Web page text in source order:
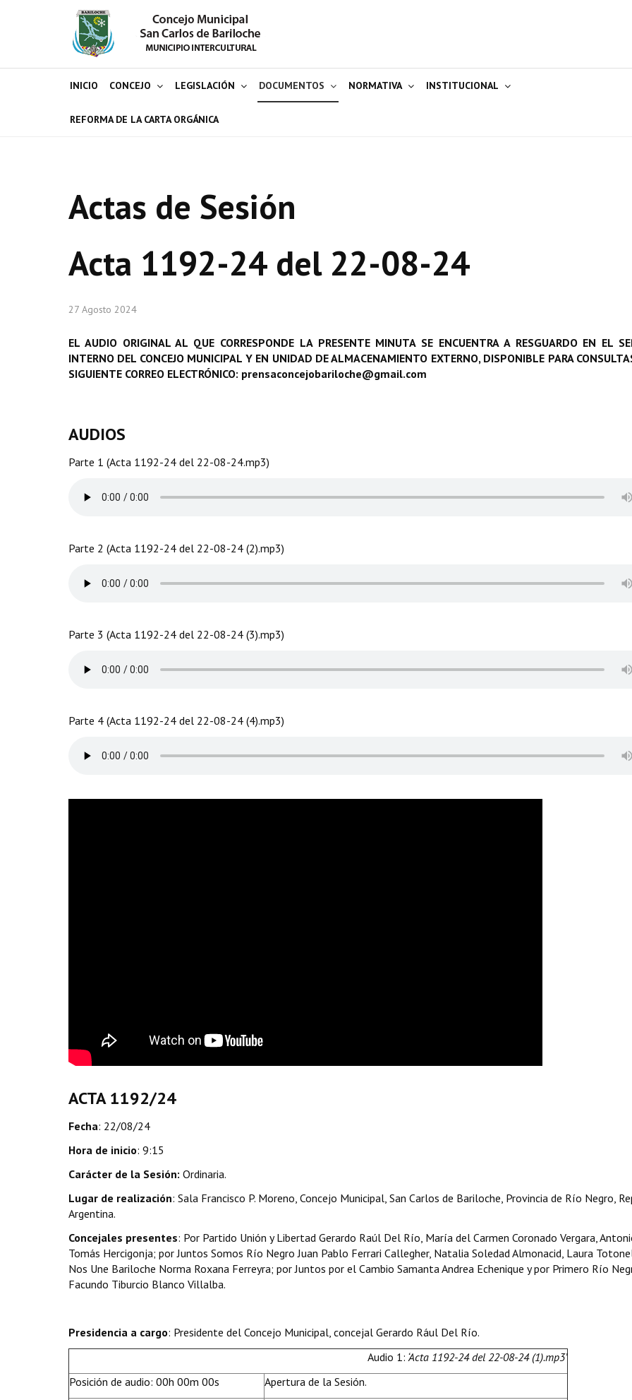
INICIO CONCEJO LEGISLACIÓN DOCUMENTOS NORMATIVA INSTITUCIONAL
REFORMA DE LA CARTA ORGÁNICA
Actas de Sesión
Acta 1192-24 del 22-08-24
27 Agosto 2024
EL AUDIO ORIGINAL AL QUE CORRESPONDE LA PRESENTE MINUTA SE ENCUENTRA A RESGUARDO EN EL
INTERNO DEL CONCEJO MUNICIPAL Y EN UNIDAD DE ALMACENAMIENTO EXTERNO, DISPONIBLE PARA
SIGUIENTE CORREO ELECTRÓNICO: prensaconcejobariloche@gmail.com
AUDIOS
Parte 1 (Acta 1192-24 del 22-08-24.mp3)
Parte 2 (Acta 1192-24 del 22-08-24 (2).mp3)
Parte 3 (Acta 1192-24 del 22-08-24 (3).mp3)
Parte 4 (Acta 1192-24 del 22-08-24 (4).mp3)
ACTA 1192/24
Fecha: 22/08/24
Hora de inicio: 9:15
Carácter de la Sesión: Ordinaria.
Lugar de realización: Sala Francisco P. Moreno, Concejo Municipal, San Carlos de Bariloche, Provincia de Río Negro,
Argentina.
Concejales presentes: Por Partido Unión y Libertad Gerardo Raúl Del Río, María del Carmen Coronado Vergara,
Tomás Hercigonja; por Juntos Somos Río Negro Juan Pablo Ferrari Callegher, Natalia Soledad Almonacid, Laura
Nos Une Bariloche Norma Roxana Ferreyra; por Juntos por el Cambio Samanta Andrea Echenique y por Primero Río
Facundo Tiburcio Blanco Villalba.
Presidencia a cargo: Presidente del Concejo Municipal, concejal Gerardo Rául Del Río.
Audio 1: ‘Acta 1192-24 del 22-08-24 (1).mp3’
Posición de audio: 00h 00m 00s
Apertura de la Sesión.